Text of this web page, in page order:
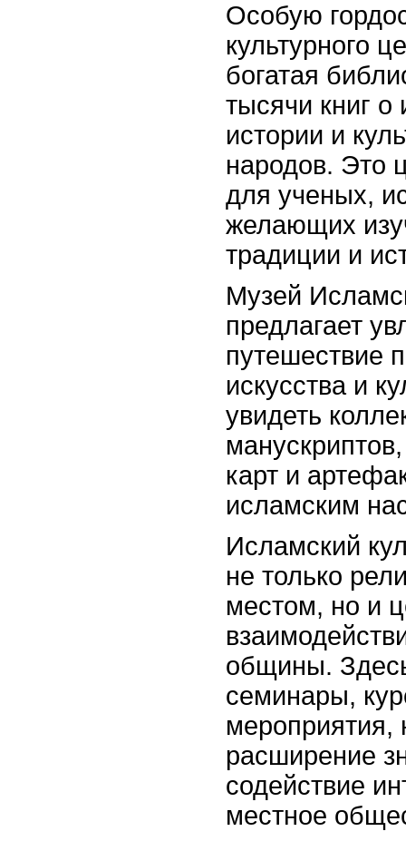
Особую
культурного
богатая
тысячи книг
истории и
народов. Это
для ученых,
желающих
традиции и
Музей
предлагает
путешествие
искусства и
увидеть
карт и
исламским
Исламский
не только
местом, но и
общины.
семинары,
мероприятия,
расширение
содействие
местное